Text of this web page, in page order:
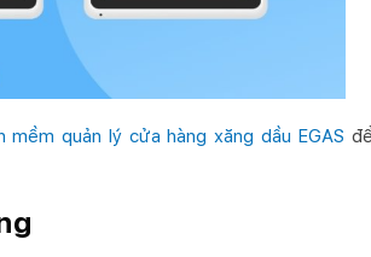
mềm quản lý cửa hàng xăng dầu EGAS để